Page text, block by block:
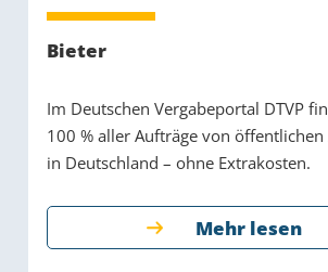
Bieter
Im Deutschen Vergabeportal DTVP
100 % aller Aufträge von
in Deutschland – ohne Extrakosten.
Mehr lesen